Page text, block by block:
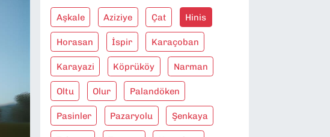
Aşkale Aziziye Çat Hinis
Horasan İspir Karaçoban
Karayazi Köprüköy Narman
Oltu Olur Palandöken
Pasinler Pazaryolu Şenkaya